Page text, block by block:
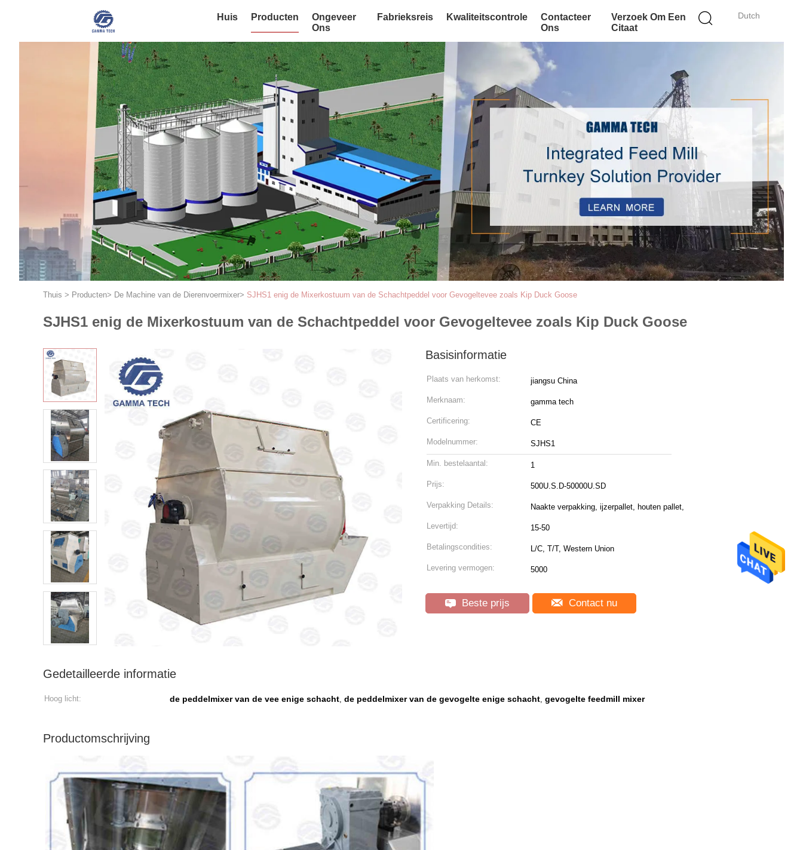
Dutch
Huis Producten
Ongeveer
Ons
Fabrieksreis Kwaliteitscontrole
Contacteer
Ons
Verzoek Om Een
Citaat
Thuis > Producten> De Machine van de Dierenvoermixer> SJHS1 enig de Mixerkostuum van de Schachtpeddel voor Gevogeltevee zoals Kip Duck Goose
SJHS1 enig de Mixerkostuum van de Schachtpeddel voor Gevogeltevee zoals Kip Duck Goose
Basisinformatie
Plaats van herkomst: jiangsu China
Merknaam: gamma tech
Certificering: CE
Modelnummer: SJHS1
Min. bestelaantal: 1
Prijs: 500U.S.D-50000U.SD
Verpakking Details: Naakte verpakking, ijzerpallet, houten pallet,
Levertijd: 15-50
Betalingscondities: L/C, T/T, Western Union
Levering vermogen: 5000
Beste prijs Contact nu
Gedetailleerde informatie
Hoog licht: de peddelmixer van de vee enige schacht, de peddelmixer van de gevogelte enige schacht, gevogelte feedmill mixer
Productomschrijving